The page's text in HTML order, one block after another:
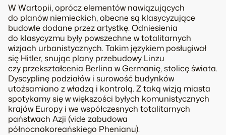
W Wartopii, oprócz elementów nawiązujących
do planów niemieckich, obecne są klasycyzujące
budowle dodane przez artystkę. Odniesienia
do klasycyzmu były powszechne w totalitarnych
wizjach urbanistycznych. Takim językiem posługiwał
się Hitler, snując plany przebudowy Linzu
czy przekształcenia Berlina w Germanię, stolicę świata.
Dyscyplinę podziałów i surowość budynków
utożsamiano z władzą i kontrolą. Z taką wizją miasta
spotykamy się w większości byłych komunistycznych
krajów Europy i we współczesnych totalitarnych
państwach Azji (vide zabudowa
północnokoreańskiego Phenianu).